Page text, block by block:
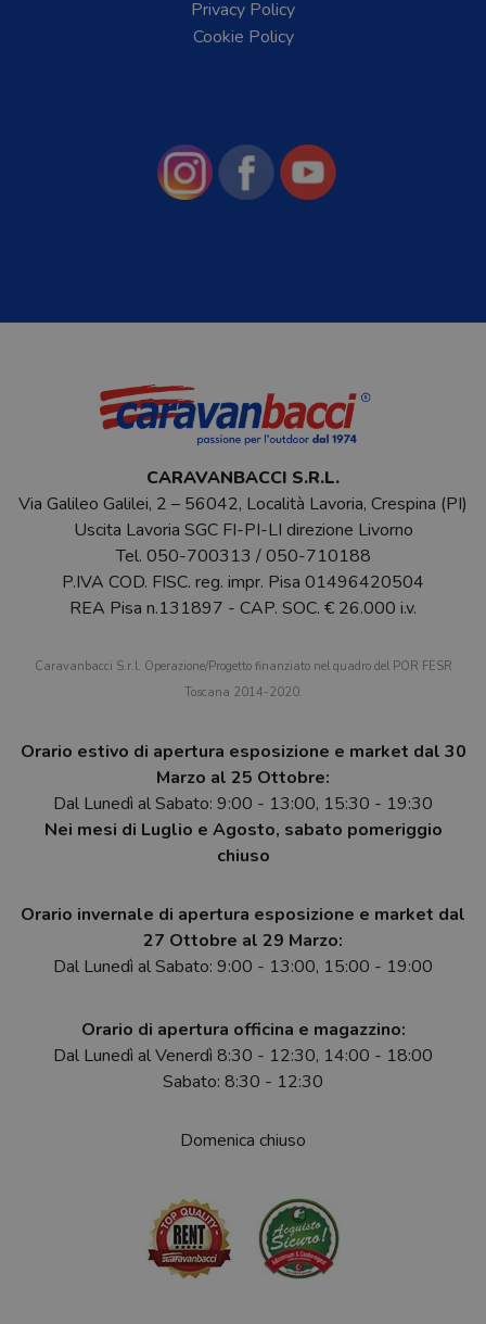
Privacy Policy
Cookie Policy
CARAVANBACCI S.R.L.
Via Galileo Galilei, 2 – 56042, Località Lavoria, Crespina (PI)
Uscita Lavoria SGC FI-PI-LI direzione Livorno
Tel. 050-700313 /050-710188
P.IVA COD. FISC. reg. impr. Pisa 01496420504
REA Pisa n.131897 - CAP. SOC. € 26.000 i.v.
Caravanbacci S.r.l. Operazione/Progetto finanziato nel quadro del POR FESR
Toscana 2014-2020.
Orario estivo di apertura esposizione e market dal 30
Marzo al 25 Ottobre:
Dal Lunedì al Sabato: 9:00 - 13:00, 15:30 - 19:30
Nei mesi di Luglio e Agosto, sabato pomeriggio
chiuso
Orario invernale di apertura esposizione e market dal
27 Ottobre al 29 Marzo:
Dal Lunedì al Sabato: 9:00 - 13:00, 15:00 - 19:00
Orario di apertura officina e magazzino:
Dal Lunedì al Venerdì 8:30 - 12:30, 14:00 - 18:00
Sabato: 8:30 - 12:30
Domenica chiuso